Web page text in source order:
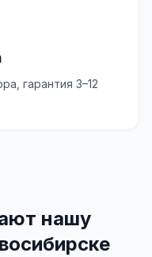
гарантия 3–12
нашу